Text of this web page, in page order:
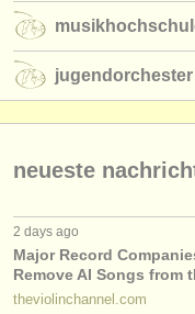
jugendorchester
neueste
2 days ago
Major Record
Remove AI Songs from
theviolinchannel.com